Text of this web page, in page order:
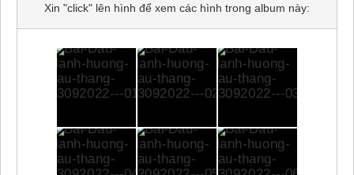
Xin "click" lên hình để xem các hình trong album này: